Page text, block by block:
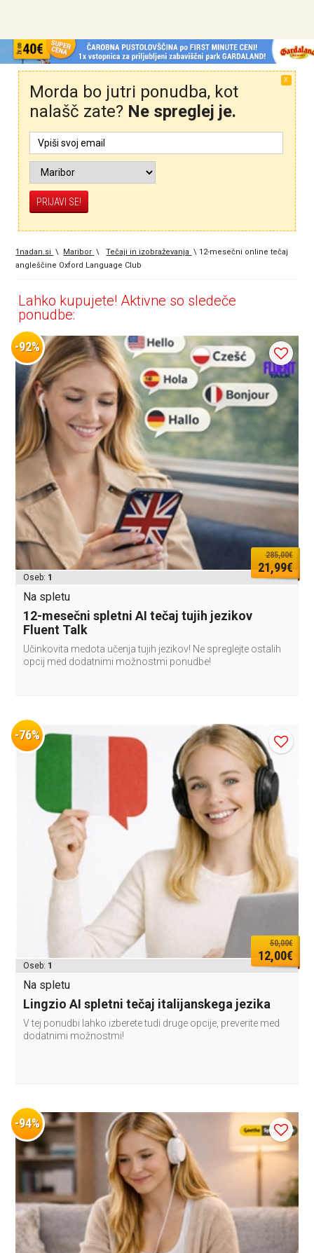
X
Morda bo jutri ponudba, kot
nalašč zate? Ne spreglej je.
1nadan.si \ Maribor \ Tečaji in izobraževanja \ 12-mesečni online tečaj
angleščine Oxford Language Club
Lahko kupujete! Aktivne so sledeče
ponudbe:
-92%
285,00€
21,99€
Oseb: 1
Na spletu
12-mesečni spletni AI tečaj tujih jezikov
Fluent Talk
Učinkovita medota učenja tujih jezikov! Ne spreglejte ostalih
opcij med dodatnimi možnostmi ponudbe!
-76%
50,00€
12,00€
Oseb: 1
Na spletu
Lingzio AI spletni tečaj italijanskega jezika
V tej ponudbi lahko izberete tudi druge opcije, preverite med
dodatnimi možnostmi!
-94%